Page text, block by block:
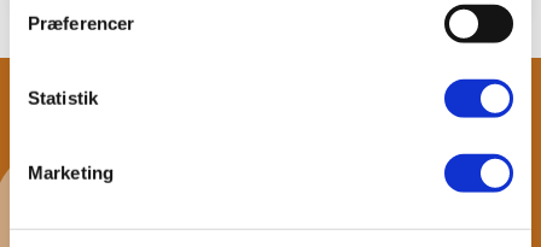
Præferencer
Statistik
MarketingSeneste Facebook
nyheder